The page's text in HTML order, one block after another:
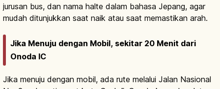
jurusan bus, dan nama halte dalam bahasa Jepang, agar
mudah ditunjukkan saat naik atau saat memastikan arah.
Jika Menuju dengan Mobil, sekitar 20 Menit dari
Onoda IC
Jika menuju dengan mobil, ada rute melalui Jalan Nasional